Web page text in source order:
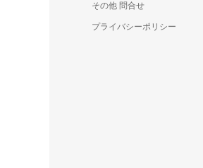
その他 問合せ
プライバシーポリシー